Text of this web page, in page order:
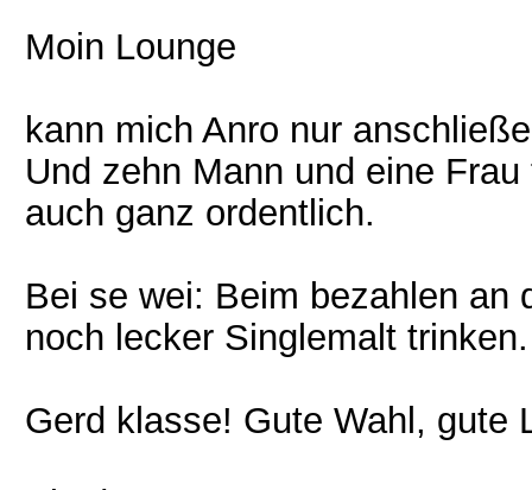
Moin Lounge
kann mich Anro nur
Und zehn Mann und eine
auch ganz ordentlich.
Bei se wei: Beim bezahlen an
noch lecker Singlemalt
Gerd klasse! Gute Wahl, gute